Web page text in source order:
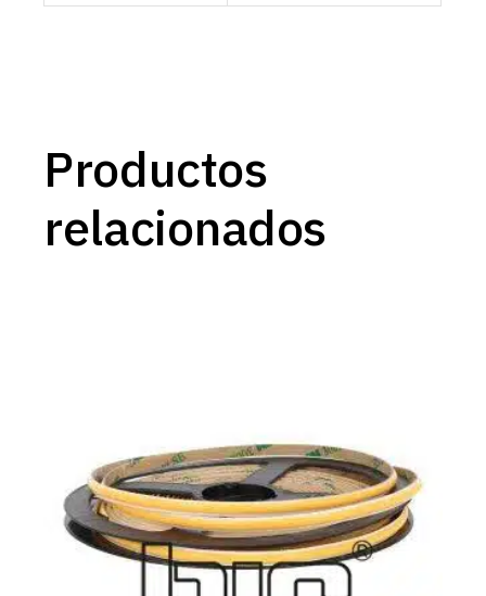
Productos
relacionados